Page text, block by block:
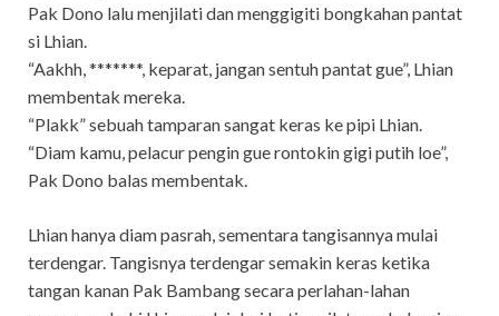
Pak Dono lalu menjilati dan menggigiti bongkahan pantat
si Lhian.
“Aakhh, *******, keparat, jangan sentuh pantat gue”, Lhian
membentak mereka.
“Plakk” sebuah tamparan sangat keras ke pipi Lhian.
“Diam kamu, pelacur pengin gue rontokin gigi putih loe”,
Pak Dono balas membentak.
Lhian hanya diam pasrah, sementara tangisannya mulai
terdengar. Tangisnya terdengar semakin keras ketika
tangan kanan Pak Bambang secara perlahan-lahan